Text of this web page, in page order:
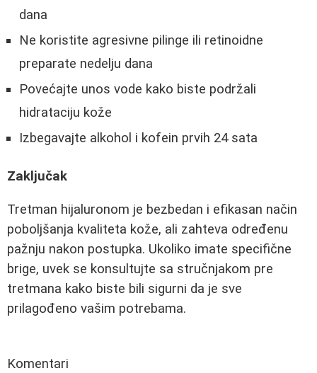
dana
Ne koristite agresivne pilinge ili retinoidne
preparate nedelju dana
Povećajte unos vode kako biste podržali
hidrataciju kože
Izbegavajte alkohol i kofein prvih 24 sata
Zaključak
Tretman hijaluronom je bezbedan i efikasan način
poboljšanja kvaliteta kože, ali zahteva određenu
pažnju nakon postupka. Ukoliko imate specifične
brige, uvek se konsultujte sa stručnjakom pre
tretmana kako biste bili sigurni da je sve
prilagođeno vašim potrebama.
Komentari